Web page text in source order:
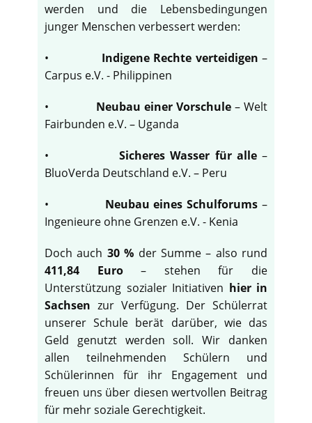
werden und die Lebensbedingungen
junger Menschen verbessert werden:
• Indigene Rechte verteidigen –
Carpus e.V. - Philippinen
• Neubau einer Vorschule – Welt
Fairbunden e.V. – Uganda
•Sicheres Wasser für alle–
BluoVerda Deutschland e.V. – Peru
• Neubau eines Schulforums –
Ingenieure ohne Grenzen e.V. - Kenia
Doch auch 30 % der Summe – also rund
411,84 Euro– stehen für die
Unterstützung sozialer Initiativen hier in
Sachsen zur Verfügung. Der Schülerrat
unserer Schule berät darüber, wie das
Geld genutzt werden soll. Wir danken
allen teilnehmenden Schülern und
Schülerinnen für ihr Engagement und
freuen uns über diesen wertvollen Beitrag
für mehr soziale Gerechtigkeit.